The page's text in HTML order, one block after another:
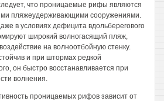
что проницаемые рифы являются
пляжеудерживающими сооружениями.
в условиях дефицита вдольберегового
широкий волногасящий пляж,
на волноотбойную стенку.
и при штормах редкой
он быстро восстанавливается при
волнения.
проницаемых рифов зависит от